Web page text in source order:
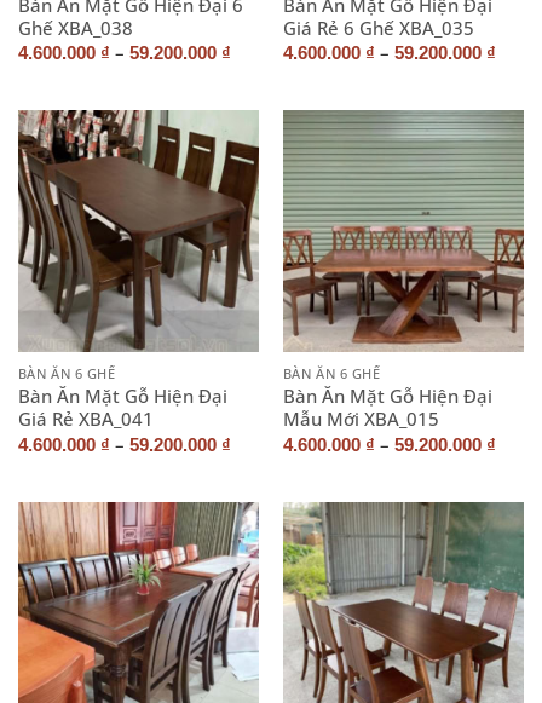
Ghế XBA_038
4.600.000 ₫ – 59.200.000 ₫
Giá Rẻ 6 Ghế XBA_035
4.600.000 ₫ – 59.200.000 ₫
BÀN ĂN 6 GHẾ
Bàn Ăn Mặt Gỗ Hiện Đại
Giá Rẻ XBA_041
4.600.000 ₫ – 59.200.000 ₫
BÀN ĂN 6 GHẾ
Bàn Ăn Mặt Gỗ Hiện Đại
Mẫu Mới XBA_015
4.600.000 ₫ – 59.200.000 ₫